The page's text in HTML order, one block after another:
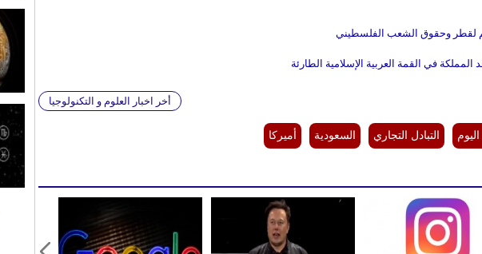
لقطر وحقوق الشعب الفلسطيني
في القمة العربية الإسلامية الطارئة
أخر اخبار العلوم و التكنولوجيا
اليوم التبادل التجاري السعودية أميركا